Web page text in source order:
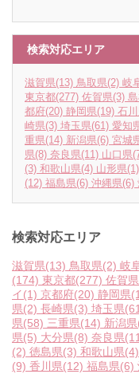
検索対応エリア
滋賀県(13) 鳥取県(2) 岐
東京都(277) 佐賀県(3)
都府(20) 静岡県(19) 石
崎県(3) 埼玉県(61) 愛知
重県(14) 新潟県(6) 宮城
県(8) 奈良県(11) 山口県
(3) 和歌山県(4) 山形県(1)
(12) 福島県(6) 沖縄県(6)
検索対応エリア
滋賀県(13) 鳥取県(2) 岐
(174) 東京都(277) 佐賀県
イ(1) 京都府(20) 静岡県
県(2) 長崎県(3) 埼玉県
県(58) 三重県(14) 新潟県
県(5) 大分県(8) 奈良県
(2) 徳島県(3) 和歌山県(4)
(9) 香川県(12) 福島県(6)